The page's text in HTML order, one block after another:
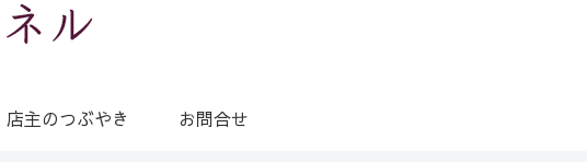
店主のつぶやき お問合せ